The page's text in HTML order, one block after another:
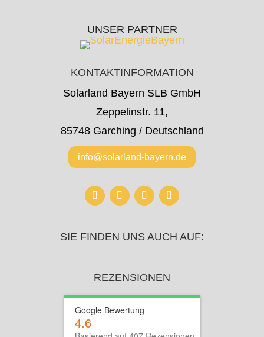
UNSER PARTNER
KONTAKTINFORMATION
Solarland Bayern SLB GmbH
Zeppelinstr. 11,
85748 Garching / Deutschland
info@solarland-bayern.de
SIE FINDEN UNS AUCH AUF:
REZENSIONEN
Google Bewertung
4.6